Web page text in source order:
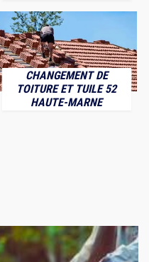
CHANGEMENT DE
TOITURE ET TUILE 52
HAUTE-MARNE